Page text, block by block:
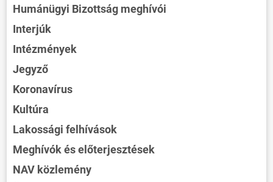
Humánügyi Bizottság meghívói
Interjúk
Intézmények
Jegyző
Koronavírus
Kultúra
Lakossági felhívások
Meghívók és előterjesztések
NAV közlemény